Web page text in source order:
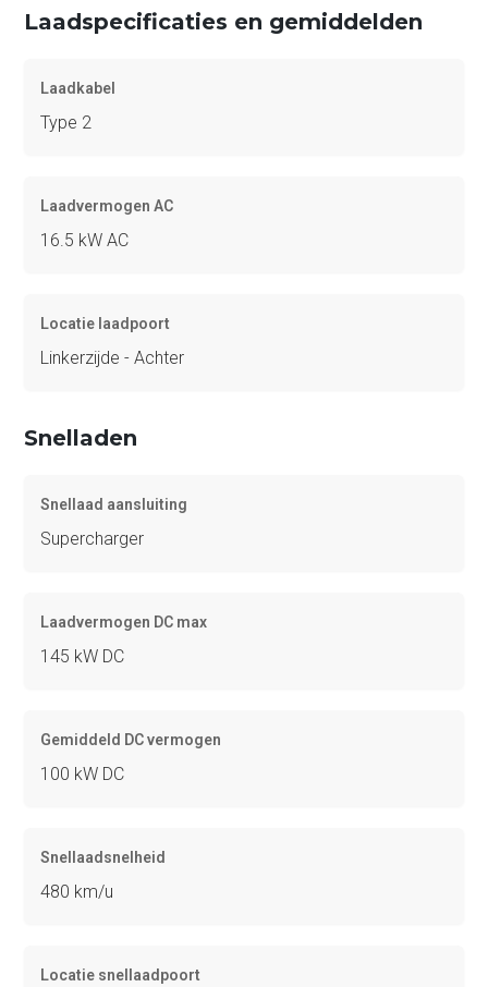
Laadspecificaties en gemiddelden
Laadkabel
Type 2
Laadvermogen AC
16.5 kW AC
Locatie laadpoort
Linkerzijde - Achter
Snelladen
Snellaad aansluiting
Supercharger
Laadvermogen DC max
145 kW DC
Gemiddeld DC vermogen
100 kW DC
Snellaadsnelheid
480 km/u
Locatie snellaadpoort